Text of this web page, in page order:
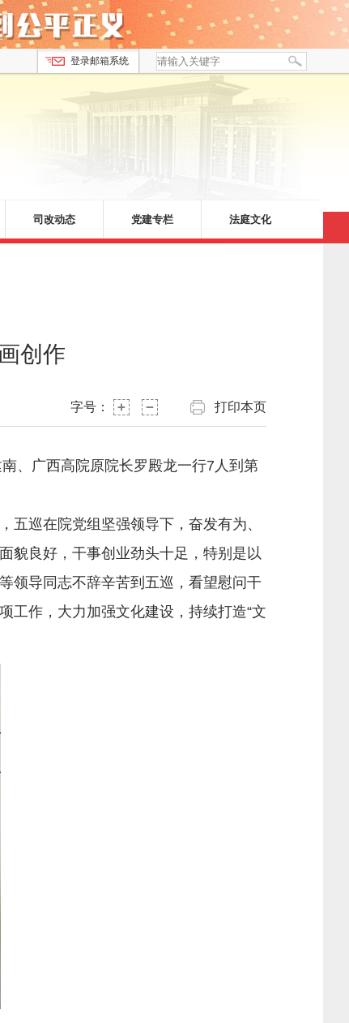
登录邮箱系统
司改动态 党建专栏 法庭文化
创作
字号： 打印本页
、广西高院原院长罗殿龙一行7人到第
巡在院党组坚强领导下，奋发有为、
貌良好，干事创业劲头十足，特别是以
领导同志不辞辛苦到五巡，看望慰问干
工作，大力加强文化建设，持续打造“文